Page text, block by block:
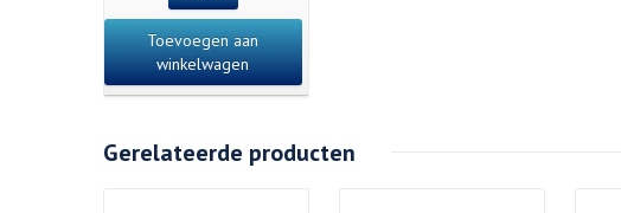
Toevoegen aan
winkelwagen
Gerelateerde producten